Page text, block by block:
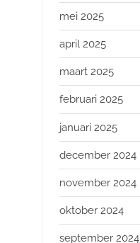
mei 2025
april 2025
maart 2025
februari 2025
januari 2025
december 2024
november 2024
oktober 2024
september 2024